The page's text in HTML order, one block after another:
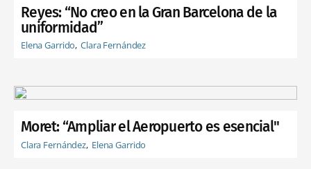
Reyes: “No creo en la Gran Barcelona de la
uniformidad”
Elena Garrido Clara Fernández
Moret: “Ampliar el Aeropuerto es esencial"
Clara Fernández Elena Garrido